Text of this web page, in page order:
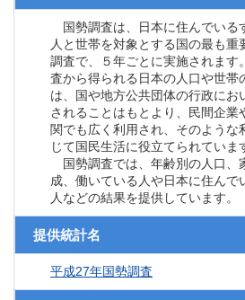
国勢調査は、日本に住んでいる
人と世帯を対象とする国の最も重
調査で、５年ごとに実施されます
査から得られる日本の人口や世帯
は、国や地方公共団体の行政にお
されることはもとより、民間企業
関でも広く利用され、そのような
じて国民生活に役立てられていま
国勢調査では、年齢別の人口、
成、働いている人や日本に住んで
人などの結果を提供しています。
提供統計名
平成27年国勢調査